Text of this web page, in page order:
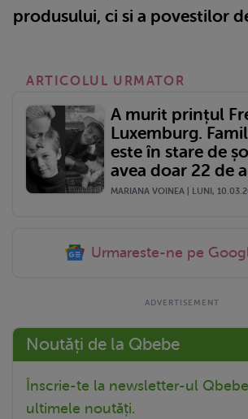
produsului, ci si a povestilor
ARTICOLUL URMATOR
A murit prințul
Luxemburg.
este în stare de
avea doar 22 de
MARIANA VOINEA | LUNI,
Urmareste-ne pe
Noutăți de la Qbebe
Înscrie-te la newsletter-ul
ultimele noutăți.